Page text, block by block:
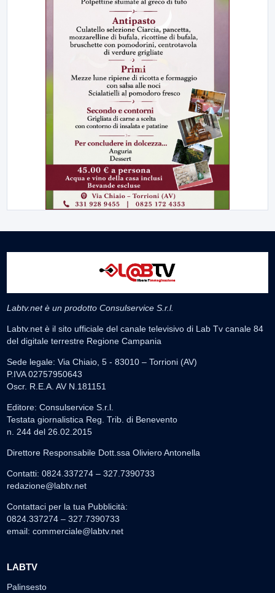
Labtv.net è un prodotto Consulservice S.r.l.
Labtv.net è il sito ufficiale del canale televisivo di Lab Tv canale 84
del digitale terrestre Regione Campania
Sede legale: Via Chiaio, 5 - 83010 – Torrioni (AV)
P.IVA 02757950643
Oscr. R.E.A. AV N.181151
Editore: Consulservice S.r.l.
Testata giornalistica Reg. Trib. di Benevento
n. 244 del 26.02.2015
Direttore Responsabile Dott.ssa Oliviero Antonella
Contatti: 0824.337274 – 327.7390733
redazione@labtv.net
Contattaci per la tua Pubblicità:
0824.337274 – 327.7390733
email: commerciale@labtv.net
LABTV
Palinsesto